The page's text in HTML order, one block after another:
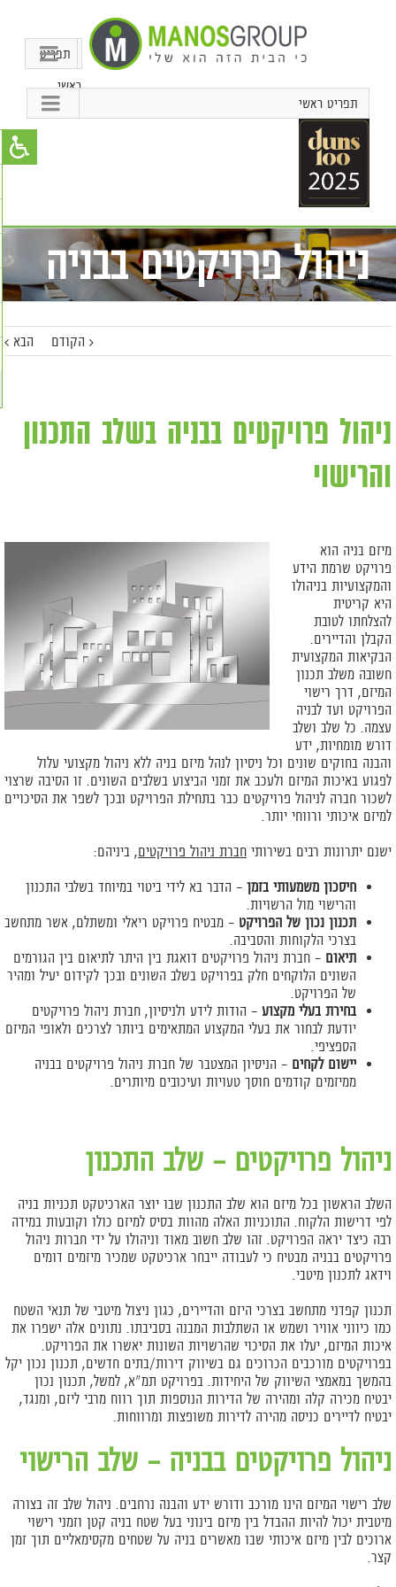
תפריט
ראשי
תפריט ראשי
ניהול פרויקטים בבניה
הקודם הבא
ניהול פרויקטים בבניה בשלב התכנון
והרישוי
מיזם בניה הוא
פרויקט שרמת הידע
והמקצועיות בניהולו
היא קריטית
להצלחתו לטובת
הקבלן והדיירים.
הבקיאות המקצועית
חשובה משלב תכנון
המיזם, דרך רישוי
הפרויקט ועד לבניה
עצמה. כל שלב ושלב
דורש מומחיות, ידע
והבנה בחוקים שונים וכל ניסיון לנהל מיזם בניה ללא ניהול מקצועי עלול
לפגוע באיכות המיזם ולעכב את זמני הביצוע בשלבים השונים. זו הסיבה שרצוי
לשכור חברה לניהול פרויקטים כבר בתחילת הפרויקט ובכך לשפר את הסיכויים
למיזם איכותי ורווחי יותר.
ישנם יתרונות רבים בשירותי חברת ניהול פרויקטים, ביניהם:
חיסכון משמעותי בזמן – הדבר בא לידי ביטוי במיוחד בשלבי התכנון
והרישוי מול הרשויות.
תכנון נכון של הפרויקט – מבטיח פרויקט ריאלי ומשתלם, אשר מתחשב
בצרכי הלקוחות והסביבה.
תיאום – חברת ניהול פרויקטים דואגת בין היתר לתיאום בין הגורמים
השונים הלוקחים חלק בפרויקט בשלב השונים ובכך לקידום יעיל ומהיר
של הפרויקט.
בחירת בעלי מקצוע – הודות לידע ולניסיון, חברת ניהול פרויקטים
יודעת לבחור את בעלי המקצוע המתאימים ביותר לצרכים ולאופי המיזם
הספציפי.
יישום לקחים – הניסיון המצטבר של חברת ניהול פרויקטים בבניה
ממיזמים קודמים חוסך טעויות ועיכובים מיותרים.
ניהול פרויקטים – שלב התכנון
השלב הראשון בכל מיזם הוא שלב התכנון שבו יוצר הארכיטקט תכניות בניה
לפי דרישות הלקוח. התוכניות האלה מהוות בסיס למיזם כולו וקובעות במידה
רבה כיצד יראה הפרויקט. זהו שלב חשוב מאוד וניהולו על ידי חברות ניהול
פרויקטים בבניה מבטיח כי לעבודה ייבחר ארכיטקט שמכיר מיזמים דומים
וידאג לתכנון מיטבי.
תכנון קפדני מתחשב בצרכי היזם והדיירים, כגון ניצול מיטבי של תנאי השטח
כמו כיווני אוויר ושמש או השתלבות המבנה בסביבתו. נתונים אלה ישפרו את
איכות המיזם, יעלו את הסיכוי שהרשויות השונות יאשרו את הפרויקט.
בפרויקטים מורכבים הכרוכים גם בשיווק דירות/בתים חדשים, תכנון נכון יקל
בהמשך במאמצי השיווק של היחידות. בפרויקט תמ"א, למשל, תכנון נכון
יבטיח מכירה קלה ומהירה של הדירות הנוספות תוך רווח מרבי ליזם, ומנגד,
יבטיח לדיירים כניסה מהירה לדירות משופצות ומרווחות.
ניהול פרויקטים בבניה – שלב הרישוי
שלב רישוי המיזם הינו מורכב ודורש ידע והבנה נרחבים. ניהול שלב זה בצורה
מיטבית יכול להיות ההבדל בין מיזם בינוני בעל שטח בניה קטן וזמני רישוי
ארוכים לבין מיזם איכותי שבו מאשרים בניה על שטחים מקסימאליים תוך זמן
קצר.